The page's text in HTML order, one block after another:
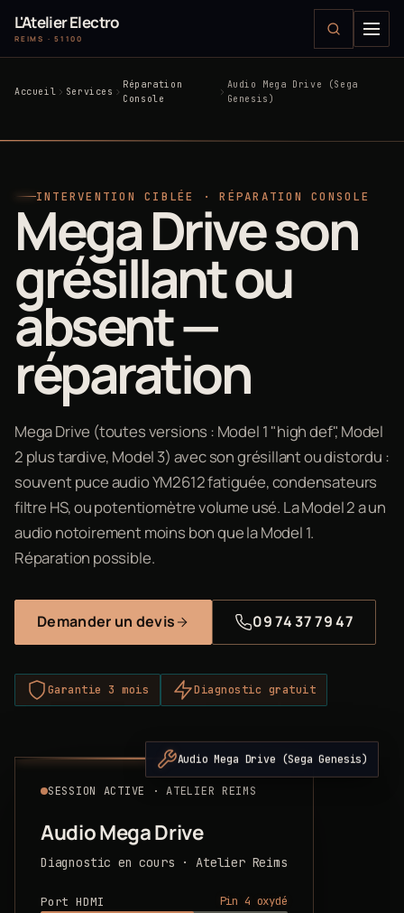
L'Atelier Electro
REIMS · 51100
Accueil Services
Réparation
Console
Audio Mega Drive (Sega
Genesis)
INTERVENTION CIBLÉE · RÉPARATION CONSOLE
Mega Drive son
grésillant ou
absent —
réparation
Mega Drive (toutes versions : Model 1 "high def", Model
2 plus tardive, Model 3) avec son grésillant ou distordu :
souvent puce audio YM2612 fatiguée, condensateurs
filtre HS, ou potentiomètre volume usé. La Model 2 a un
audio notoirement moins bon que la Model 1.
Réparation possible.
Demander un devis 09 74 37 79 47
Garantie 3 mois Diagnostic gratuit
SESSION ACTIVE · ATELIER REIMS
Audio Mega Drive
Diagnostic en cours · Atelier Reims
Port HDMI
Pin 4 oxydé
Audio Mega Drive (Sega Genesis)